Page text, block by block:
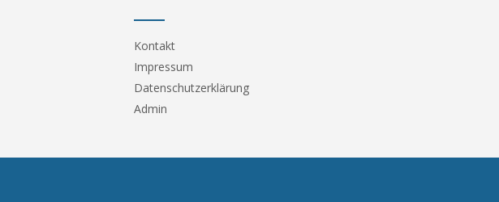
Kontakt
Impressum
Datenschutzerklärung
Admin